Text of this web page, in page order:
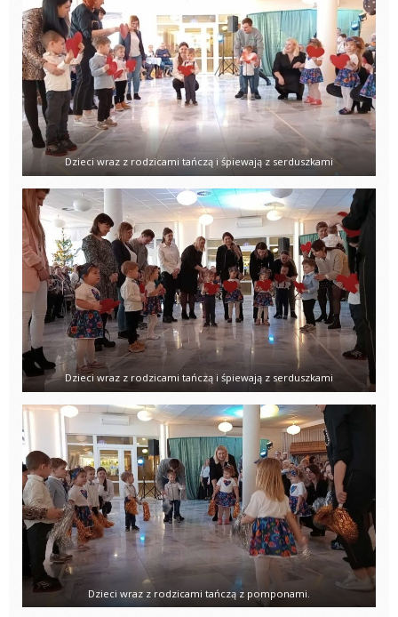
Dzieci wraz z rodzicami tańczą i śpiewają z serduszkami
Dzieci wraz z rodzicami tańczą i śpiewają z serduszkami
Dzieci wraz z rodzicami tańczą z pomponami.